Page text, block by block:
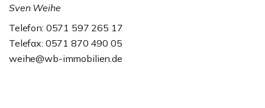
Sven Weihe
Telefon: 0571 597 265 17
Telefax: 0571 870 490 05
weihe@wb-immobilien.de